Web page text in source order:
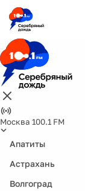
Москва 100.1 FM
Апатиты
Астрахань
Волгоград